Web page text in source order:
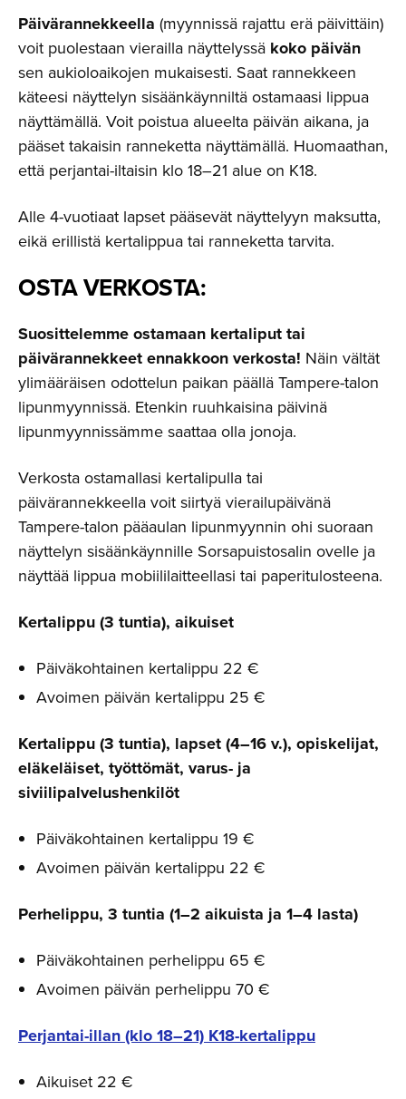
Päivärannekkeella (myynnissä rajattu erä päivittäin)
voit puolestaan vierailla näyttelyssä koko päivän
sen aukioloaikojen mukaisesti. Saat rannekkeen
käteesi näyttelyn sisäänkäynniltä ostamaasi lippua
näyttämällä. Voit poistua alueelta päivän aikana, ja
pääset takaisin ranneketta näyttämällä. Huomaathan,
että perjantai-iltaisin klo 18–21 alue on K18.
Alle 4-vuotiaat lapset pääsevät näyttelyyn maksutta,
eikä erillistä kertalippua tai ranneketta tarvita.
OSTA VERKOSTA:
Suosittelemme ostamaan kertaliput tai
päivärannekkeet ennakkoon verkosta! Näin vältät
ylimääräisen odottelun paikan päällä Tampere-talon
lipunmyynnissä. Etenkin ruuhkaisina päivinä
lipunmyynnissämme saattaa olla jonoja.
Verkosta ostamallasi kertalipulla tai
päivärannekkeella voit siirtyä vierailupäivänä
Tampere-talon pääaulan lipunmyynnin ohi suoraan
näyttelyn sisäänkäynnille Sorsapuistosalin ovelle ja
näyttää lippua mobiililaitteellasi tai paperitulosteena.
Kertalippu (3 tuntia), aikuiset
Päiväkohtainen kertalippu 22 €
Avoimen päivän kertalippu 25 €
Kertalippu (3 tuntia), lapset (4–16 v.), opiskelijat,
eläkeläiset, työttömät, varus- ja
siviilipalvelushenkilöt
Päiväkohtainen kertalippu 19 €
Avoimen päivän kertalippu 22 €
Perhelippu, 3 tuntia (1–2 aikuista ja 1–4 lasta)
Päiväkohtainen perhelippu 65 €
Avoimen päivän perhelippu 70 €
Perjantai-illan (klo 18–21) K18-kertalippu
Aikuiset 22 €